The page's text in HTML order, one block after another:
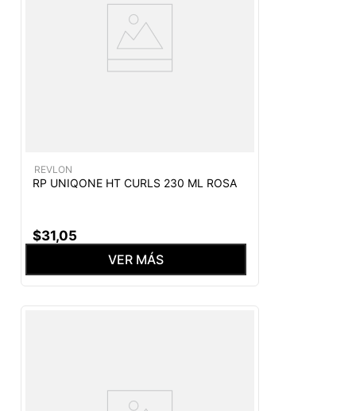
REVLON
RP UNIQONE HT CURLS 230 ML ROSA
$31,05
VER MÁS